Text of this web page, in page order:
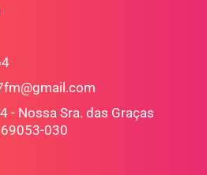
- Nossa Sra. das Graças
69053-030